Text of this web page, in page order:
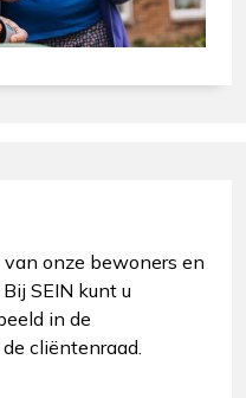
onze bewoners en
SEIN kunt u
in de
cliëntenraad.